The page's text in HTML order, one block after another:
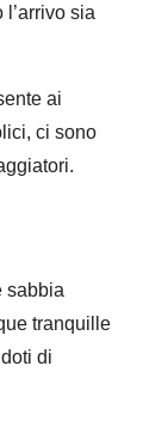
sia
ai
ci sono
sabbia
tranquille
di